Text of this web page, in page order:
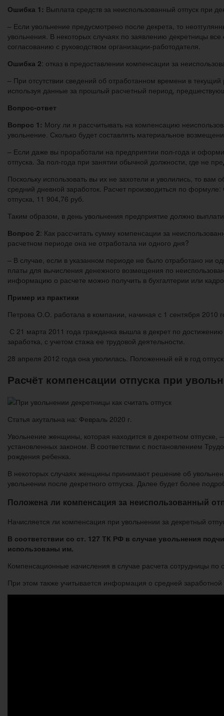
Ошибка 1: Выплата средств за неиспользованный отпуск при
– Если увольнение предусмотрено после декрета, то
увольнения. В некоторых случаях по заявлению декретницы
согласованию с руководством организации-работодателя.
Ошибка 2: отказ в предоставлении компенсации за
– При отсутствии сведений об отработанном времени в
используя данные за прошлый расчетный период,
Вопрос-ответ
Вопрос 1: Могу ли я рассчитывать на компенсацию
увольнение. Сколько будет составлять материальное
– Если даже вы проработали на предприятии пол-года и
отпуска. За пол-года при занятии обычной должности, где не
Поскольку использовать вы их не захотели и уволились, то
средний дневной заработок. Расчет производиться по
отпуска, 11 904,76 руб.
Таким образом, в день увольнения предприятие должно
Вопрос 2: Как рассчитать сумму компенсации за
расчетном периоде она не отработала ни одного дня?
– В случае, если в указанном периоде не было отработано ни
платы для вычисления денежного возмещения по
информацию о расчете можно получить в бухгалтерии или
Пример из практики
Петрова О.О. работала в компании, начиная с 1 сентября 2010
С 21 марта 2011 года гражданка вышла в декрет по
заработка, с учетом стажа ее трудовой деятельности.
28 апреля 2012 года она уволилась. Положенный ей в год
Расчёт компенсации отпуска при
Статья акутальна на: Февраль 2020 г.
Увольнение женщины, которая находится в декретном
установленных законом. В соответствии с постановлением
рождения ребенка.
В некоторых случаях женщины принимают решение об
увольнении после декретного отпуска. Далее будет более
Положена ли компенсация за неиспользованный
Начисляется ли компенсация при увольнении за декретный
В соответствии со ст. 127 ТК РФ в случае увольнения
использованы им.
Компенсационные начисления в случае расчета сотрудницы
При этом также учитывается информация о средней